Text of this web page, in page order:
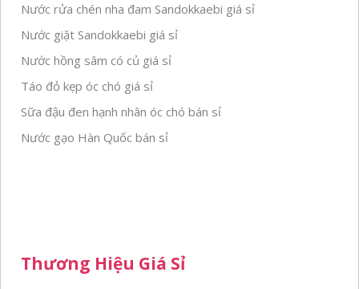
Nước rửa chén nha đam Sandokkaebi giá sỉ
Nước giặt Sandokkaebi giá sỉ
Nước hồng sâm có củ giá sỉ
Táo đỏ kẹp óc chó giá sỉ
Sữa đậu đen hạnh nhân óc chó bán sỉ
Nước gạo Hàn Quốc bán sỉ
Thương Hiệu Giá Sỉ